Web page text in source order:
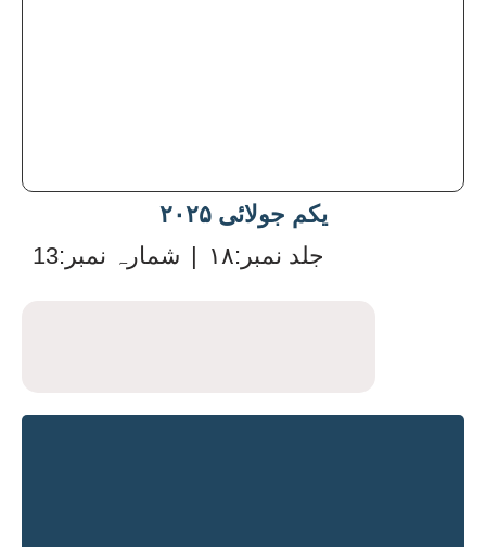
یکم جولائی ۲۰۲۵
13 :شمارہ نمبر | ۱۸ :جلد نمبر